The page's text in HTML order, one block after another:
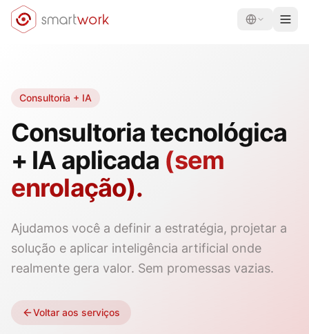
Consultoria + IA
Consultoria tecnológica
+ IA aplicada (sem
enrolação).
Ajudamos você a definir a estratégia, projetar a
solução e aplicar inteligência artificial onde
realmente gera valor. Sem promessas vazias.
Voltar aos serviços